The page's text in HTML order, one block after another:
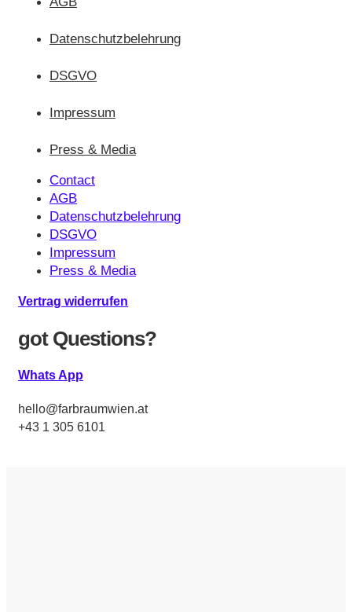
Datenschutzbelehrung
DSGVO
Impressum
Press & Media
Contact
AGB
Datenschutzbelehrung
DSGVO
Impressum
Press & Media
Vertrag widerrufen
got Questions?
Whats App
hello@farbraumwien.at
+43 1 305 6101